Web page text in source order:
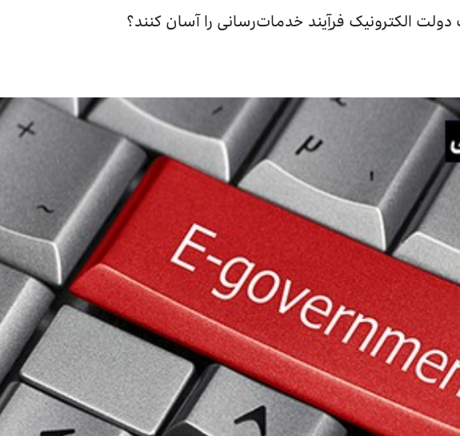
الکترونیک فرآِیند خدمات‌رسانی را آسان کنند؟